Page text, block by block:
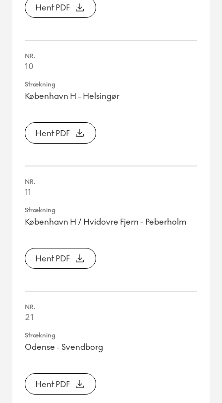
Hent PDF
10
København H - Helsingør
Hent PDF
11
København H / Hvidovre Fjern - Peberholm
Hent PDF
21
Odense - Svendborg
Hent PDF